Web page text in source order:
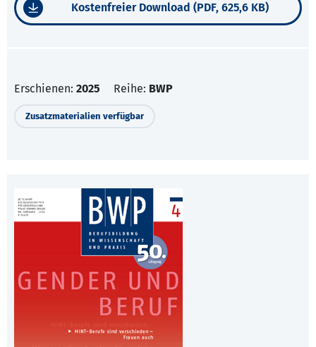
Kostenfreier Download (PDF, 625,6 KB)
Erschienen: 2025 Reihe: BWP
Zusatzmaterialien verfügbar